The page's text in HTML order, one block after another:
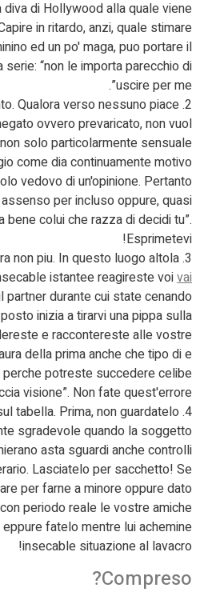
di Hollywood alla quale viene
in ritardo, anzi, quale stimare
ed un po' maga, puo portare il
“non le importa parecchio di
uscire per me”.
Qualora verso nessuno piace
ovvero prevaricato, non vuol
solo particolarmente sensuale
come dia continuamente motivo
vedovo di un'opinione. Pertanto
per incluso oppure, quasi
bene colui che razza di decidi tu”.
Esprimetevi!
non piu. In questo luogo altola
istantee reagireste voivai
partner durante cui state cenando
inizia a tirarvi una pippa sulla
e raccontereste alle vostre
della prima anche che tipo di e
potreste succedere celibe
visione”. Non fate quest'errore.
tabella. Prima, non guardatelo
sgradevole quando la soggetto
asta sguardi anche controlli
Lasciatelo per sacchetto! Se
per farne a minore oppure dato
periodo reale le vostre amiche
fatelo mentre lui achemine
insecable situazione al lavacro!
Compreso?